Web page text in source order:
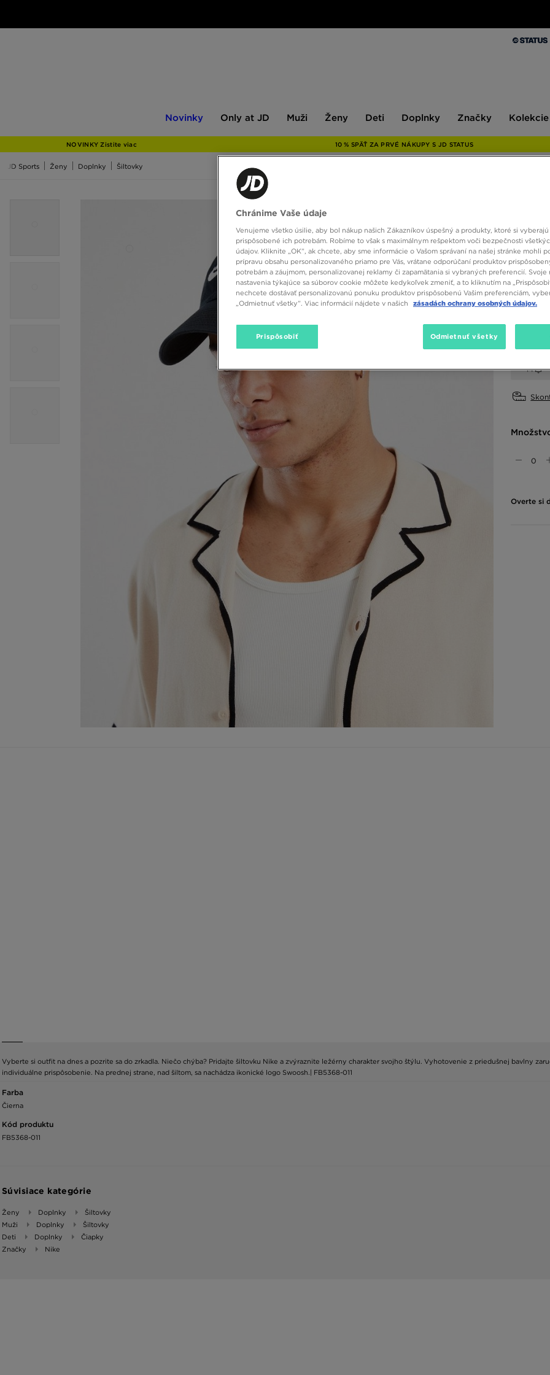
Novinky
JD
Only at JD Muži Ženy Deti Doplnky Značky Kolekcie
NOVINKY Zistite viac 10 % SPÄŤ ZA PRVÉ NÁKUPY S JD STATUS
JD Sports Ženy Doplnky Šiltovky
28,00
Vybrať
M
Overte si
Vyberte si outfit na dnes a pozrite sa do zrkadla. Niečo chýba? Pridajte šiltovku Nike a zvýraznite ležérny charakter svojho štýlu. Vyhotovenie z priedušnej bavlny
individuálne prispôsobenie. Na prednej strane, nad šiltom, sa nachádza ikonické logo Swoosh.| FB5368-011
Farba
Čierna
Kód produktu
FB5368-011
Súvisiace kategórie
Ženy Doplnky
Šiltovky
Muži
Doplnky
Šiltovky
Deti
Doplnky
Čiapky
Značky
Nike
Chránime Vaše údaje
Venujeme všetko úsilie, aby bol nákup našich Zákazníkov úspešný a produkty, ktoré si vyberajú
prispôsobené ich potrebám. Robíme to však s maximálnym rešpektom voči bezpečnosti
údajov. Kliknite „OK”, ak chcete, aby sme informácie o Vašom správaní na našej stránke mohli
prípravu obsahu personalizovaného priamo pre Vás, vrátane odporúčaní produktov
potrebám a záujmom, personalizovanej reklamy či zapamätania si vybraných preferencií. Svoje
nastavenia týkajúce sa súborov cookie môžete kedykoľvek zmeniť, a to kliknutím na
nechcete dostávať personalizovanú ponuku produktov prispôsobenú Vašim preferenciám,
„Odmietnuť všetky”. Viac informácií nájdete v našich
zásadách ochrany osobných údajov.
Prispôsobiť Odmietnuť všetky